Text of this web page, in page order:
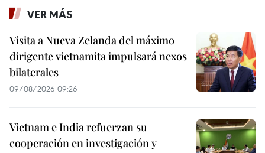
VER MÁS
Visita a Nueva Zelanda del máximo
dirigente vietnamita impulsará nexos
bilaterales
09/08/2026 09:26
Vietnam e India refuerzan su
cooperación en investigación y